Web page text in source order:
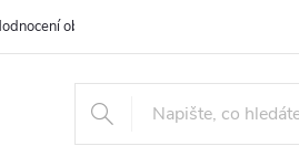
obchodu